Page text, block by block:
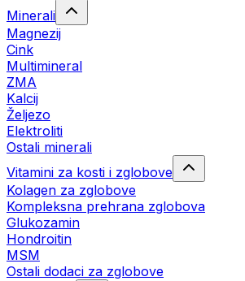
Minerali
Magnezij
Cink
Multimineral
ZMA
Kalcij
Željezo
Elektroliti
Ostali minerali
Vitamini za kosti i zglobove
Kolagen za zglobove
Kompleksna prehrana zglobova
Glukozamin
Hondroitin
MSM
Ostali dodaci za zglobove